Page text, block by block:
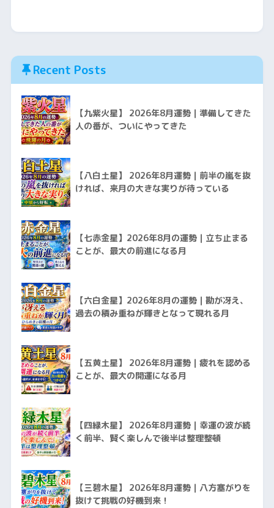
Recent Posts
【九紫火星】 2026年8月運勢｜準備してきた
人の番が、ついにやってきた
【八白土星】 2026年8月運勢｜前半の嵐を抜
ければ、来月の大きな実りが待っている
【七赤金星】2026年8月の運勢｜立ち止まる
ことが、最大の前進になる月
【六白金星】2026年8月の運勢｜勘が冴え、
過去の積み重ねが輝きとなって現れる月
【五黄土星】 2026年8月運勢｜疲れを認める
ことが、最大の開運になる月
【四緑木星】 2026年8月運勢｜幸運の波が続
く前半、賢く楽しんで後半は整理整頓
【三碧木星】 2026年8月運勢｜八方塞がりを
抜けて挑戦の好機到来！